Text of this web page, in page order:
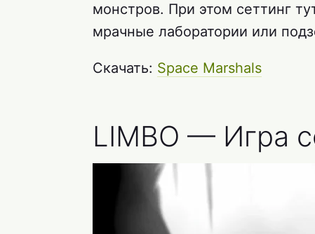
монстров. При этом сеттинг
мрачные лаборатории или
Скачать: Space Marshals
LIMBO — Игра